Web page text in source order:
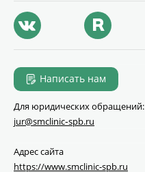
Написать нам
Для юридических обращений:
jur@smclinic‑spb.ru
Адрес сайта
https://www.smclinic-spb.ru